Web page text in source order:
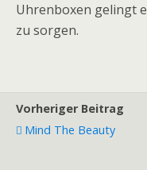
Uhrenboxen gelingt
zu sorgen.
Vorheriger Beitrag
Mind The Beauty